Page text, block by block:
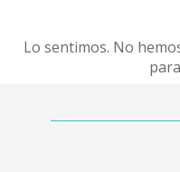
Lo sentimos. No